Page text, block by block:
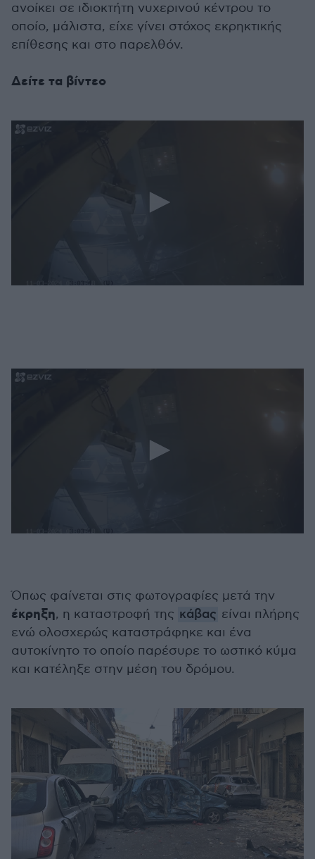
ανοίκει σε ιδιοκτήτη νυχερινού κέντρου το
οποίο, μάλιστα, είχε γίνει στόχος εκρηκτικής
επίθεσης και στο παρελθόν.
Δείτε τα βίντεο
Όπως φαίνεται στις φωτογραφίες μετά την
έκρηξη, η καταστροφή της κάβας είναι πλήρης
ενώ ολοσχερώς καταστράφηκε και ένα
αυτοκίνητο το οποίο παρέσυρε το ωστικό κύμα
και κατέληξε στην μέση του δρόμου.